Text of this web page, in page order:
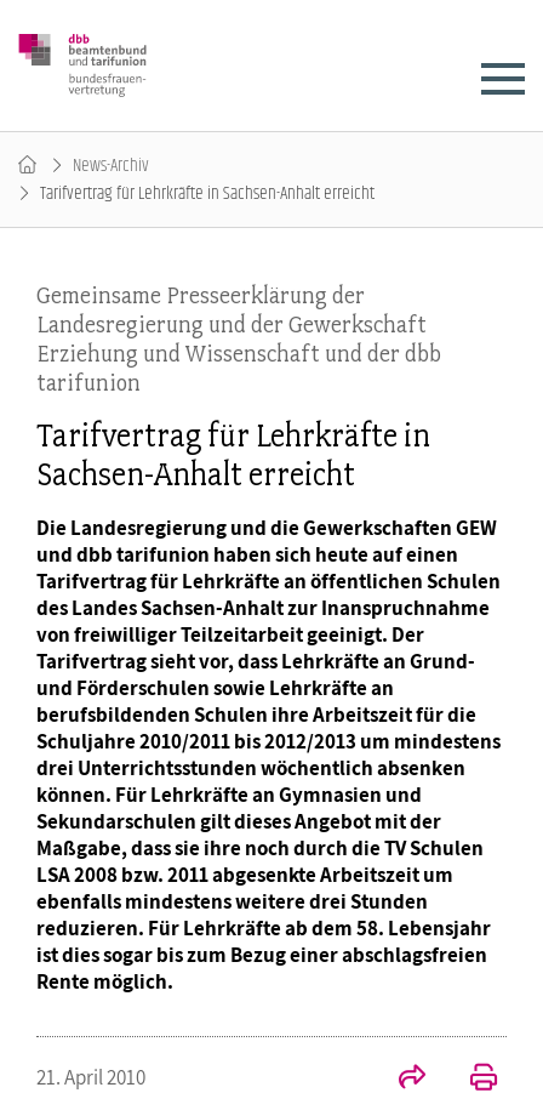
News-Archiv
Tarifvertrag für Lehrkräfte in Sachsen-Anhalt erreicht
Gemeinsame Presseerklärung der
Landesregierung und der Gewerkschaft
Erziehung und Wissenschaft und der dbb
tarifunion
Tarifvertrag für Lehrkräfte in
Sachsen-Anhalt erreicht
Die Landesregierung und die Gewerkschaften GEW
und dbb tarifunion haben sich heute auf einen
Tarifvertrag für Lehrkräfte an öffentlichen Schulen
des Landes Sachsen-Anhalt zur Inanspruchnahme
von freiwilliger Teilzeitarbeit geeinigt. Der
Tarifvertrag sieht vor, dass Lehrkräfte an Grund-
und Förderschulen sowie Lehrkräfte an
berufsbildenden Schulen ihre Arbeitszeit für die
Schuljahre 2010/2011 bis 2012/2013 um mindestens
drei Unterrichtsstunden wöchentlich absenken
können. Für Lehrkräfte an Gymnasien und
Sekundarschulen gilt dieses Angebot mit der
Maßgabe, dass sie ihre noch durch die TV Schulen
LSA 2008 bzw. 2011 abgesenkte Arbeitszeit um
ebenfalls mindestens weitere drei Stunden
reduzieren. Für Lehrkräfte ab dem 58. Lebensjahr
ist dies sogar bis zum Bezug einer abschlagsfreien
Rente möglich.
21. April 2010